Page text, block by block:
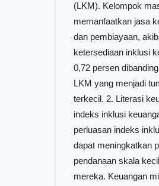
(LKM). Kelompok
memanfaatkan jasa
dan pembiayaan,
ketersediaan inklusi
0,72 persen
LKM yang menjadi
terkecil. 2. Literasi
indeks inklusi
perluasan indeks
dapat meningkatkan
pendanaan skala
mereka. Keuangan